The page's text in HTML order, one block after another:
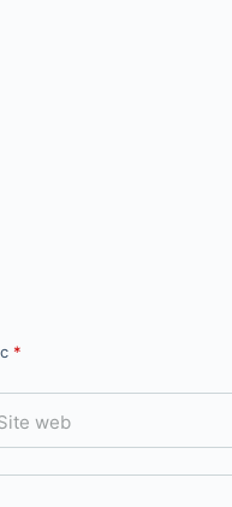
*
web